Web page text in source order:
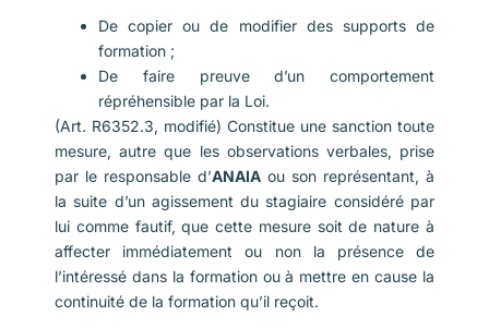
De copier ou de modifier des supports de
formation ;
De faire preuve d’un comportement
répréhensible par la Loi.
(Art. R6352.3, modifié) Constitue une sanction toute
mesure, autre que les observations verbales, prise
par le responsable d’ANAIA ou son représentant, à
la suite d’un agissement du stagiaire considéré par
lui comme fautif, que cette mesure soit de nature à
affecter immédiatement ou non la présence de
l’intéressé dans la formation ou à mettre en cause la
continuité de la formation qu’il reçoit.